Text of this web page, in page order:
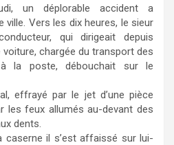
un déplorable accident a
Vers les dix heures, le sieur
qui dirigeait depuis
chargée du transport des
la poste, débouchait sur le
effrayé par le jet d’une pièce
les feux allumés au-devant des
dents.
caserne il s’est affaissé sur lui-